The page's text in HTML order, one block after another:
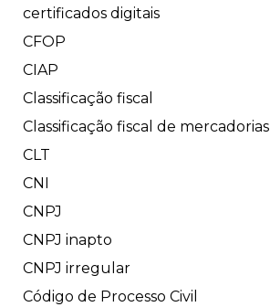
certificados digitais
CFOP
CIAP
Classificação fiscal
Classificação fiscal de mercadorias
CLT
CNI
CNPJ
CNPJ inapto
CNPJ irregular
Código de Processo Civil